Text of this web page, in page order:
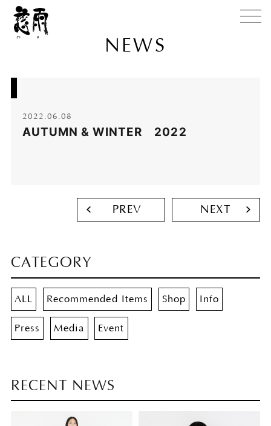
NEWS
2022.06.08
AUTUMN & WINTER 2022
PREV NEXT
CATEGORY
ALL Recommended Items Shop Info
Press Media Event
RECENT NEWS